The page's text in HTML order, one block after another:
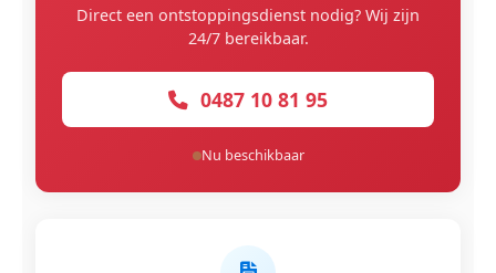
Direct een ontstoppingsdienst nodig? Wij zijn
24/7 bereikbaar.
0487 10 81 95
Nu beschikbaar